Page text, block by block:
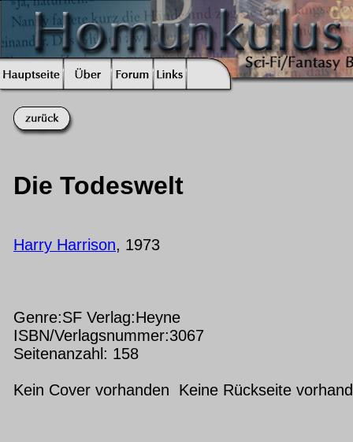
Die Todeswelt
Harry Harrison, 1973
Genre:SF Verlag:Heyne
ISBN/Verlagsnummer:3067
Seitenanzahl: 158
Kein Cover vorhanden Keine Rückseite